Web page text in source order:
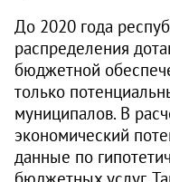
До 2020 года
распределения
бюджетной
только
муниципалов. В
экономический
данные по